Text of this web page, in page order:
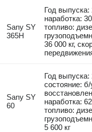
Sany SY
365H
Год выпуска:
наработка:
топливо:
36 000 кг,
Sany SY
60
Год выпуска:
состояние: б/
наработка:
топливо:
5 600 кг